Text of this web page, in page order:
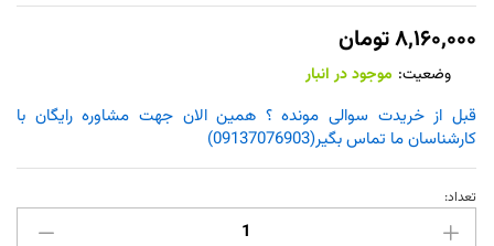
۸,۱۶۰,۰۰۰تومان
وضعیت: موجود در انبار
قبل از خریدت سوالی مونده ؟ همین الان جهت مشاوره رایگان با
کارشناسان ما تماس بگیر(09137076903)
پکیج
بخار
تعداد: